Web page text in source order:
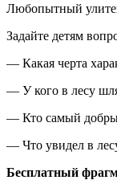
Любопытный
Задайте детям
— Какая черта
— У кого в лесу
— Кто самый
— Что увидел в
Бесплатный